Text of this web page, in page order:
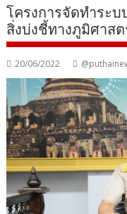
โครงการจัดทำระ
สิ่งบ่งชี้ทางภูมิศาส
20/06/2022